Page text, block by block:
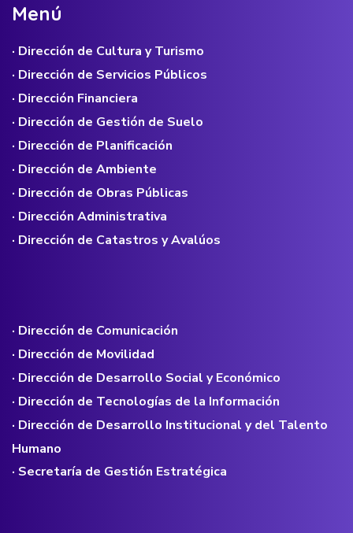
Menú
· Dirección de Cultura y Turismo
· Dirección de Servicios Públicos
· Dirección Financiera
· Dirección de Gestión de Suelo
· Dirección de Planificación
· Dirección de Ambiente
· Dirección de Obras Públicas
· Dirección Administrativa
· Dirección de Catastros y Avalúos
· Dirección de Comunicación
· Dirección de Movilidad
· Dirección de Desarrollo Social y Económico
· Dirección de Tecnologías de la Información
· Dirección de Desarrollo Institucional y del Talento
Humano
· Secretaría de Gestión Estratégica